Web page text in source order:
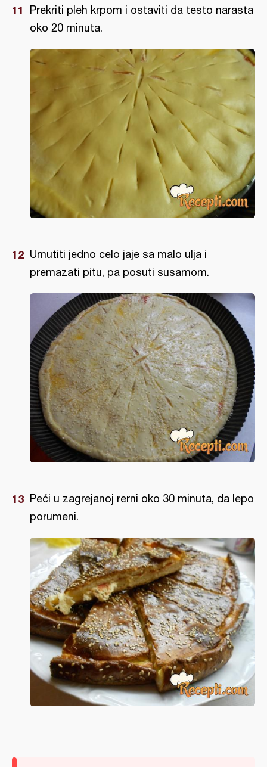
Prekriti pleh krpom i ostaviti da testo narasta
oko 20 minuta.
Umutiti jedno celo jaje sa malo ulja i
premazati pitu, pa posuti susamom.
Peći u zagrejanoj rerni oko 30 minuta, da lepo
porumeni.